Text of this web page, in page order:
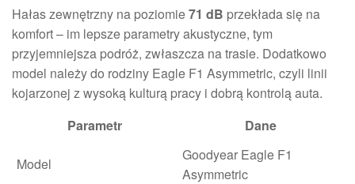
Hałas zewnętrzny na poziomie71 dB przekłada się na
komfort – im lepsze parametry akustyczne, tym
przyjemniejsza podróż, zwłaszcza na trasie. Dodatkowo
model należy do rodziny Eagle F1 Asymmetric, czyli linii
kojarzonej z wysoką kulturą pracy i dobrą kontrolą auta.
Parametr
Dane
Model
Goodyear Eagle F1
Asymmetric